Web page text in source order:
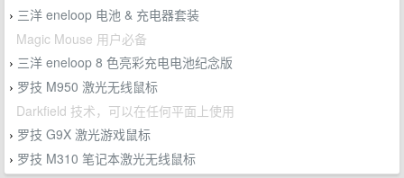
› 三洋 eneloop 电池 & 充电器套装
Magic Mouse 用户必备
› 三洋 eneloop 8 色亮彩充电电池纪念版
› 罗技 M950 激光无线鼠标
Darkfield 技术，可以在任何平面上使用
› 罗技 G9X 激光游戏鼠标
› 罗技 M310 笔记本激光无线鼠标